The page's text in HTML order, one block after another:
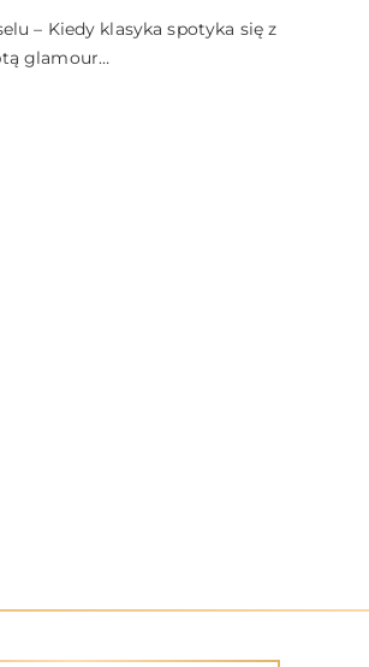
– Kiedy klasyka spotyka się z
glamour…